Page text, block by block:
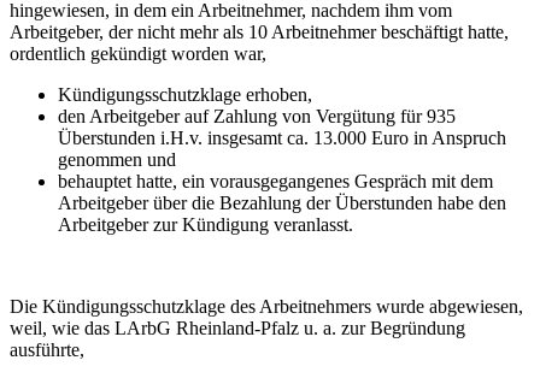
hingewiesen, in dem ein Arbeitnehmer, nachdem ihm vom
Arbeitgeber, der nicht mehr als 10 Arbeitnehmer beschäftigt hatte,
ordentlich gekündigt worden war,
Kündigungsschutzklage erhoben,
den Arbeitgeber auf Zahlung von Vergütung für 935
Überstunden i.H.v. insgesamt ca. 13.000 Euro in Anspruch
genommen und
behauptet hatte, ein vorausgegangenes Gespräch mit dem
Arbeitgeber über die Bezahlung der Überstunden habe den
Arbeitgeber zur Kündigung veranlasst.
Die Kündigungsschutzklage des Arbeitnehmers wurde abgewiesen,
weil, wie das LArbG Rheinland-Pfalz u. a. zur Begründung
ausführte,